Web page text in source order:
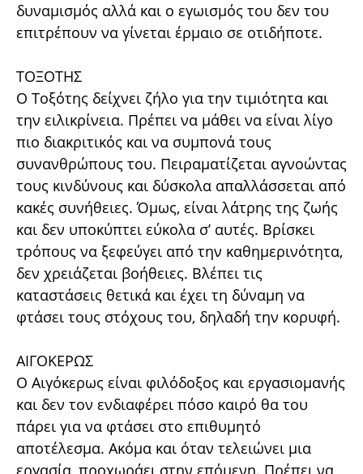
δυναμισμός αλλά και ο εγωισμός του δεν του
επιτρέπουν να γίνεται έρμαιο σε οτιδήποτε.
ΤΟΞΟΤΗΣ
Ο Τοξότης δείχνει ζήλο για την τιμιότητα και
την ειλικρίνεια. Πρέπει να μάθει να είναι λίγο
πιο διακριτικός και να συμπονά τους
συνανθρώπους του. Πειραματίζεται αγνοώντας
τους κινδύνους και δύσκολα απαλλάσσεται από
κακές συνήθειες. Όμως, είναι λάτρης της ζωής
και δεν υποκύπτει εύκολα σ’ αυτές. Βρίσκει
τρόπους να ξεφεύγει από την καθημερινότητα,
δεν χρειάζεται βοήθειες. Βλέπει τις
καταστάσεις θετικά και έχει τη δύναμη να
φτάσει τους στόχους του, δηλαδή την κορυφή.
ΑΙΓΟΚΕΡΩΣ
Ο Αιγόκερως είναι φιλόδοξος και εργασιομανής
και δεν τον ενδιαφέρει πόσο καιρό θα του
πάρει για να φτάσει στο επιθυμητό
αποτέλεσμα. Ακόμα και όταν τελειώνει μια